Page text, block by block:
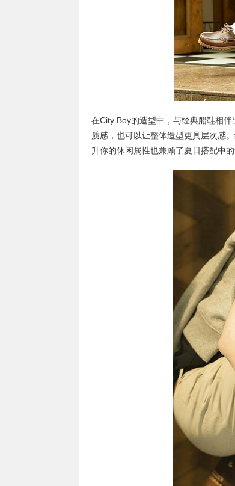
在City Boy的造型中，与经典船鞋相
质感，也可以让整体造型更具层次感
升你的休闲属性也兼顾了夏日搭配中的